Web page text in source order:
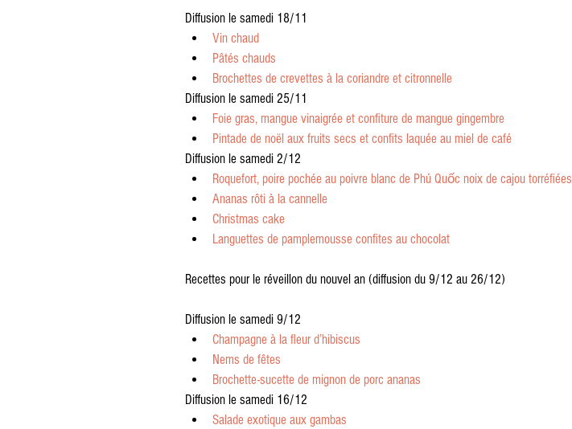
Diffusion le samedi 18/11
Vin chaud
Pâtés chauds
Brochettes de crevettes à la coriandre et citronnelle
Diffusion le samedi 25/11
Foie gras, mangue vinaigrée et confiture de mangue gingembre
Pintade de noël aux fruits secs et confits laquée au miel de café
Diffusion le samedi 2/12
Roquefort, poire pochée au poivre blanc de Phú Quốc noix de cajou torréfiées
Ananas rôti à la cannelle
Christmas cake
Languettes de pamplemousse confites au chocolat
Recettes pour le réveillon du nouvel an (diffusion du 9/12 au 26/12)
Diffusion le samedi 9/12
Champagne à la fleur d’hibiscus
Nems de fêtes
Brochette-sucette de mignon de porc ananas
Diffusion le samedi 16/12
Salade exotique aux gambas